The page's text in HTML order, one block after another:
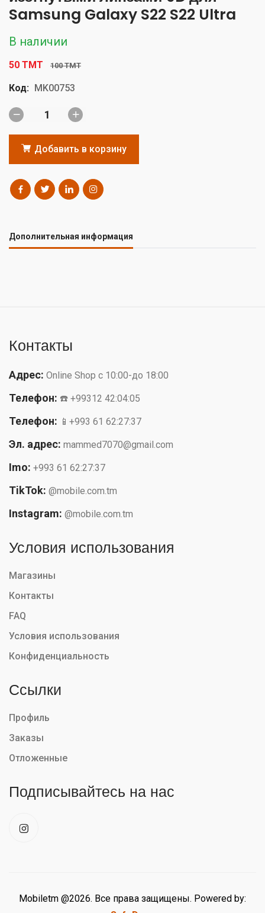
Samsung Galaxy S22 S22 Ultra
В наличии
50 TMT 100 TMT
Код: MK00753
Добавить в корзину
Дополнительная информация
Контакты
Адрес: Online Shop с 10:00-до 18:00
Телефон: ☎️ +99312 42:04:05
Телефон: 📱+993 61 62:27:37
Эл. адрес: mammed7070@gmail.com
Imo: +993 61 62:27:37
TikTok: @mobile.com.tm
Instagram: @mobile.com.tm
Условия использования
Магазины
Контакты
FAQ
Условия использования
Конфиденциальность
Ссылки
Профиль
Заказы
Отложенные
Подписывайтесь на нас
Mobiletm @2026. Все права защищены. Powered by: